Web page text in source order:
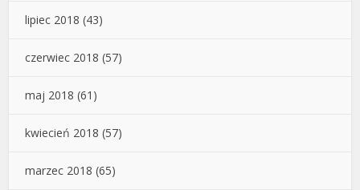
lipiec 2018 (43)
czerwiec 2018 (57)
maj 2018 (61)
kwiecień 2018 (57)
marzec 2018 (65)